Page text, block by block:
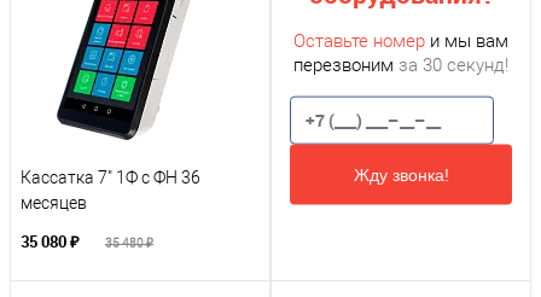
Кассатка 7" 1Ф с ФН 36
месяцев
35 080 ₽ 35 480 ₽
Оставьте номер и мы вам
перезвоним за 30 секунд!
Жду звонка!